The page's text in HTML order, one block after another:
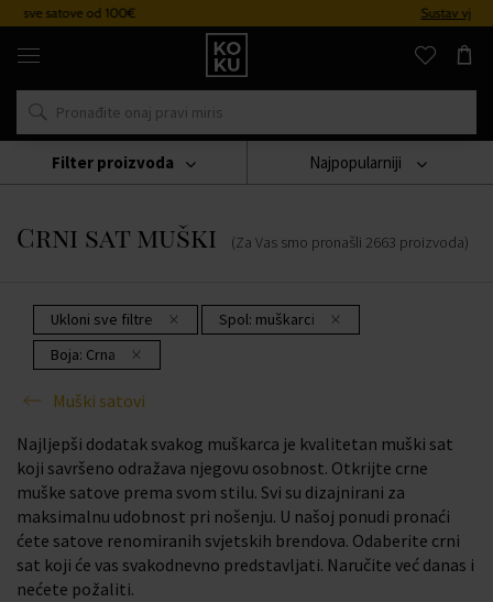
Originalni
parfemi
satovi
na
mjestu
Sat
Muški Satovi
Crni sat muški (Za Vas smo pronašli 2663 proizvoda)
Najpopularniji
Ukloni sve filtre Spol: muškarci
Boja: Crna
Muški satovi
Filter proizvoda
Najljepši dodatak svakog muškarca je kvalitetan muški sat
koji savršeno odražava njegovu osobnost. Otkrijte crne
muške satove prema svom stilu. Svi su dizajnirani za
maksimalnu udobnost pri nošenju. U našoj ponudi pronaći
ćete satove renomiranih svjetskih brendova. Odaberite crni
sat koji će vas svakodnevno predstavljati. Naručite već danas i
nećete požaliti.